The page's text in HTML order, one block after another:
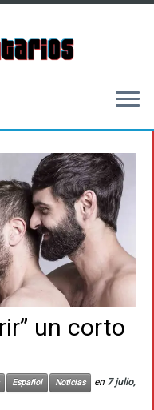
un corto
Español Noticias en 7 julio,